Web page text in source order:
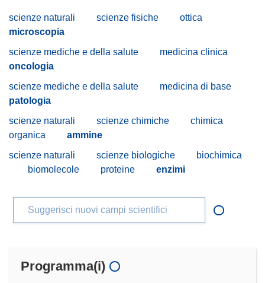
scienze naturali scienze fisiche
ottica
microscopia
scienze mediche e della salute
medicina clinica
oncologia
scienze mediche e della salute
medicina di base
patologia
scienze naturali
scienze chimiche
chimica
organica
ammine
scienze naturali
scienze biologiche
biochimica
biomolecole
proteine enzimi
Suggerisci nuovi campi scientifici
Programma(i)